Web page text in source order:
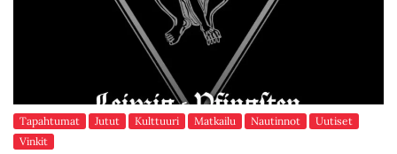
Tapahtumat Jutut Kulttuuri Matkailu Nautinnot
Uutiset
Vinkit